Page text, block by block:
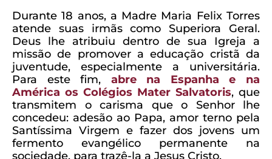
Durante 18 anos, a Madre Maria Felix Torres
atende suas irmãs como Superiora Geral.
Deus lhe atribuiu dentro de sua Igreja a
missão de promover a educação cristã da
juventude, especialmente a universitária.
Para este fim, abre na Espanha e na
América os Colégios Mater Salvatoris, que
transmitem o carisma que o Senhor lhe
concedeu: adesão ao Papa, amor terno pela
Santíssima Virgem e fazer dos jovens um
fermento evangélico permanente na
sociedade, para trazê-la a Jesus Cristo.